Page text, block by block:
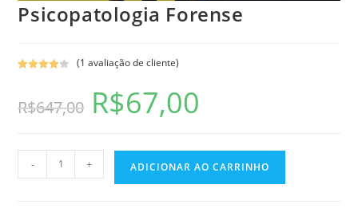
Psicopatologia Forense
de 5, com
avaliação
de cliente
(1 avaliação de cliente)
R$647,00 R$67,00
- + ADICIONAR AO CARRINHO